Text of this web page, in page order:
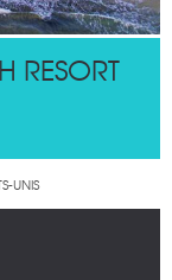
RESORT
UNIS